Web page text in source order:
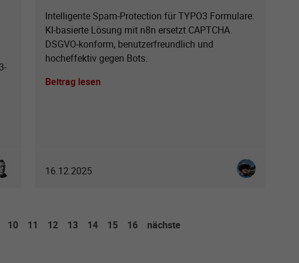
Klein
Intelligente Spam-Protection für TYPO3 Formulare:
KI-basierte Lösung mit n8n ersetzt CAPTCHA.
DSGVO-konform, benutzerfreundlich und
hocheffektiv gegen Bots.
Beitrag lesen
16.12.2025 Christian Spoo
10 11 12 13 14 15 16 nächste